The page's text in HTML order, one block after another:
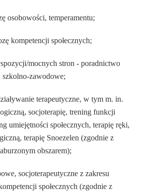
osobowości, temperamentu;
kompetencji społecznych;
mocnych stron - poradnictwo
szkolno-zawodowe;
terapeutyczne, w tym m. in.
socjoterapię, trening funkcji
umiejętności społecznych, terapię ręki,
terapię Snoezelen (zgodnie z
obszarem);
socjoterapeutyczne z zakresu
społecznych (zgodnie z